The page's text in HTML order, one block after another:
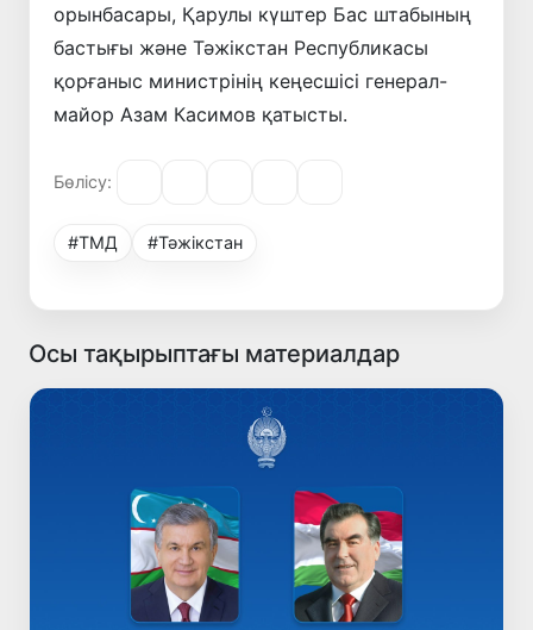
орынбасары, Қарулы күштер Бас штабының
бастығы және Тәжікстан Республикасы
қорғаныс министрінің кеңесшісі генерал-
майор Азам Касимов қатысты.
Бөлісу:
#ТМД #Тәжікстан
Осы тақырыптағы материалдар